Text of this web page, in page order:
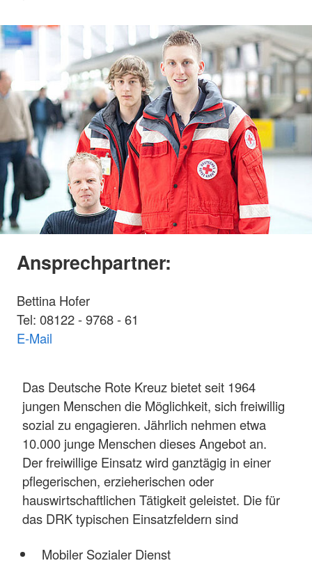
Ansprechpartner:
Bettina Hofer
Tel: 08122 - 9768 - 61
E-Mail
Das Deutsche Rote Kreuz bietet seit 1964
jungen Menschen die Möglichkeit, sich freiwillig
sozial zu engagieren. Jährlich nehmen etwa
10.000 junge Menschen dieses Angebot an.
Der freiwillige Einsatz wird ganztägig in einer
pflegerischen, erzieherischen oder
hauswirtschaftlichen Tätigkeit geleistet. Die für
das DRK typischen Einsatzfeldern sind
Mobiler Sozialer Dienst